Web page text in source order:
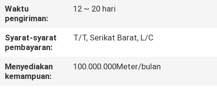
KAMI
BERITA
KASUS
Waktu
pengiriman:
12 ~ 20 hari
Syarat-syarat
pembayaran:
T/T, Serikat Barat, L/C
Menyediakan
kemampuan:
100.000.000Meter/bulan